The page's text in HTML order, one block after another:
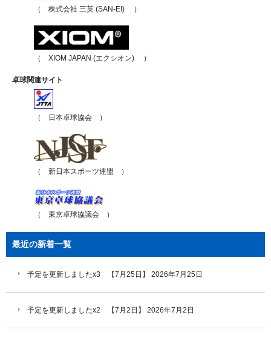
（ 株式会社 三英 (SAN-EI) ）
（ XIOM JAPAN (エクシオン) ）
卓球関連サイト
（ 日本卓球協会 ）
（ 新日本スポーツ連盟 ）
（ 東京卓球協議会 ）
最近の新着一覧
予定を更新しましたx3 【7月25日】 2026年7月25日
予定を更新しましたx2 【7月2日】 2026年7月2日